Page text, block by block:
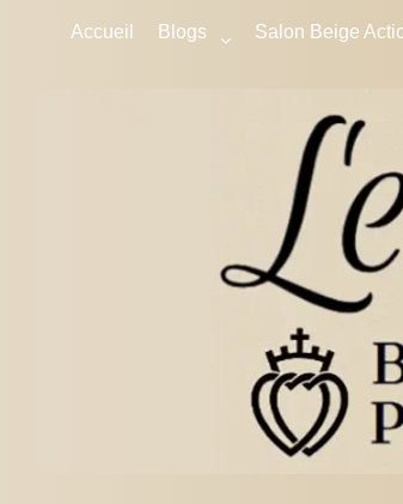
Accueil Blogs Salon Beige